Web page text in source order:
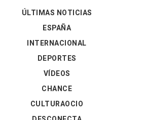
ÚLTIMAS NOTICIAS
ESPAÑA
INTERNACIONAL
DEPORTES
VÍDEOS
CHANCE
CULTURAOCIO